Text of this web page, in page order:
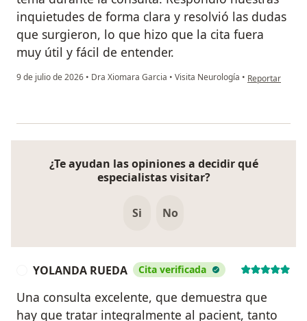
inquietudes de forma clara y resolvió las dudas
que surgieron, lo que hizo que la cita fuera
muy útil y fácil de entender.
9 de julio de 2026 • Dra Xiomara Garcia • Visita Neurología • en opinión del
Reportar
¿Te ayudan las opiniones a decidir qué
especialistas visitar?
Si No
YOLANDA RUEDA Cita verificada
Una consulta excelente, que demuestra que
hay que tratar integralmente al pacient, tanto